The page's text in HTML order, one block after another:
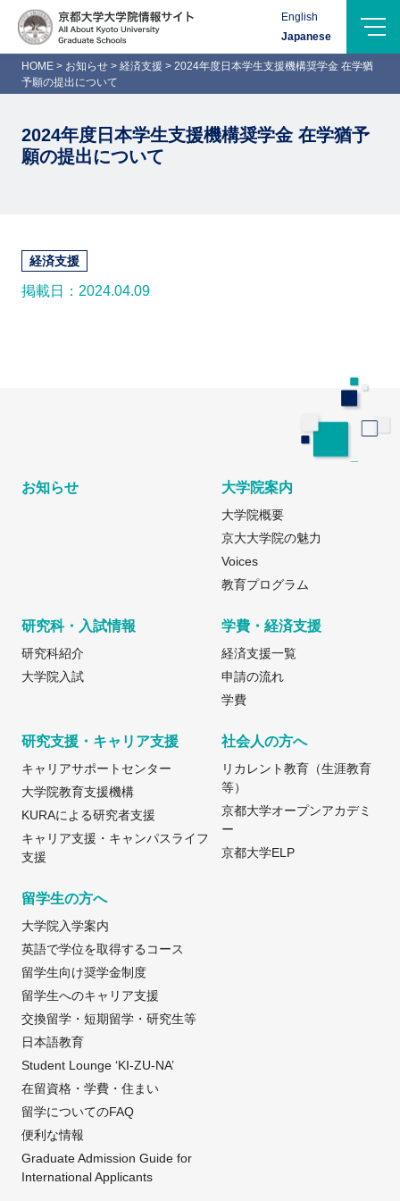
Logo-
Name
English
Japanese
HOME > お知らせ > 経済支援 > 2024年度日本学生支援機構奨学金 在学猶
予願の提出について
2024年度日本学生支援機構奨学金 在学猶予
願の提出について
経済支援
掲載日：2024.04.09
お知らせ 大学院案内
大学院概要
京大大学院の魅力
Voices
教育プログラム
研究科・入試情報
研究科紹介
大学院入試
学費・経済支援
経済支援一覧
申請の流れ
学費
研究支援・キャリア支援
キャリアサポートセンター
大学院教育支援機構
KURAによる研究者支援
キャリア支援・キャンパスライフ
支援
社会人の方へ
リカレント教育（生涯教育
等）
京都大学オープンアカデミ
ー
京都大学ELP
留学生の方へ
大学院入学案内
英語で学位を取得するコース
留学生向け奨学金制度
留学生へのキャリア支援
交換留学・短期留学・研究生等
日本語教育
Student Lounge ‘KI-ZU-NA’
在留資格・学費・住まい
留学についてのFAQ
便利な情報
Graduate Admission Guide for
International Applicants